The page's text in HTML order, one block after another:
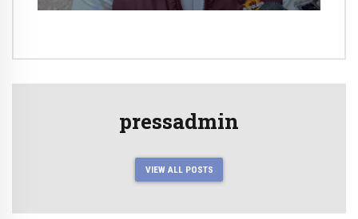
pressadmin
VIEW ALL POSTS